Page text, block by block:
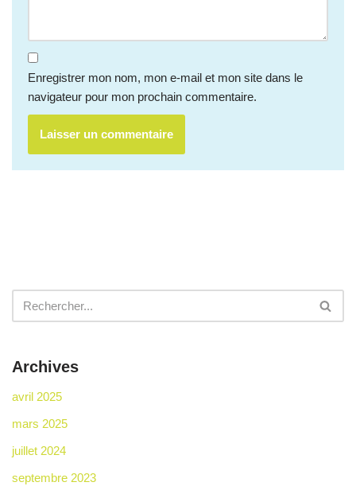
Enregistrer mon nom, mon e-mail et mon site dans le
navigateur pour mon prochain commentaire.
Archives
avril 2025
mars 2025
juillet 2024
septembre 2023